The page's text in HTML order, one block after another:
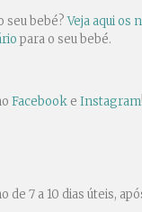
seu bebé?Veja aqui os
para o seu bebé.
Facebooke Instagram!
7 a 10 dias úteis,